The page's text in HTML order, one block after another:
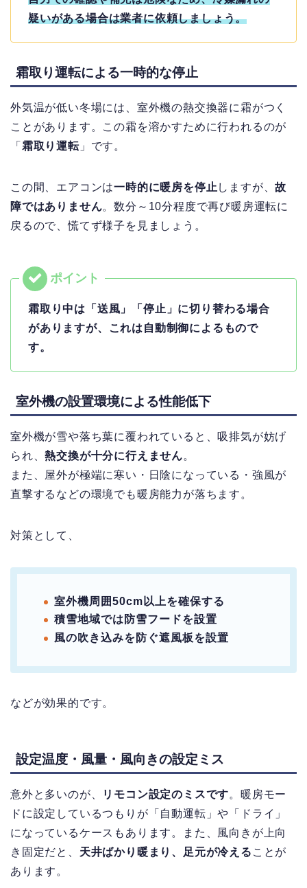
疑いがある場合は業者に依頼しましょう。
霜取り運転による一時的な停止
外気温が低い冬場には、室外機の熱交換器に霜がつく
ことがあります。 この霜を溶かすために行われるのが
「 霜取り運転」です。
この間、エアコンは一時的に暖房を停止 しますが、故
障ではありません。数分～10分程度で再び暖房運転に
戻るので、慌てず様子を見ましょう。
霜取り中は「送風」「停止」に切り替わる場合
がありますが、これは自動制御によるもので
す。
室外機の設置環境による性能低下
室外機が雪や落ち葉に覆われていると、吸排気が妨げ
られ、熱交換が十分に行えません。
また、屋外が極端に寒い・日陰になっている・強風が
直撃するなどの環境でも暖房能力が落ちます。
対策として、
室外機周囲50cm以上を確保する
積雪地域では防雪フードを設置
風の吹き込みを防ぐ遮風板を設置
などが効果的です。
設定温度・風量・風向きの設定ミス
意外と多いのが、 リモコン設定のミスです。 暖房モー
ドに設定しているつもりが「自動運転」や「ドライ」
になっているケースもあります。
また、風向きが上向
き固定だと、 天井ばかり暖まり、足元が冷える ことが
あります。